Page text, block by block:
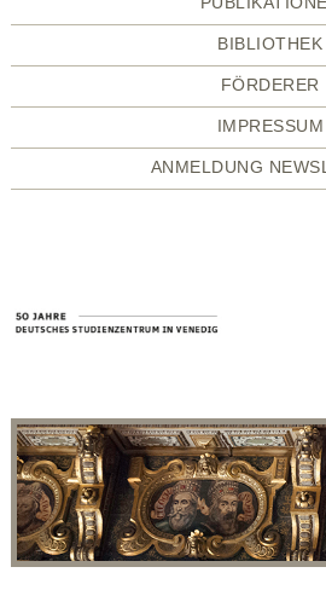
BIBLIOTHEK
FÖRDERER
IMPRESSUM
ANMELDUNG